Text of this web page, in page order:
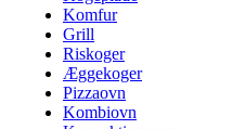
Komfur
Grill
Riskoger
Æggekoger
Pizzaovn
Kombiovn